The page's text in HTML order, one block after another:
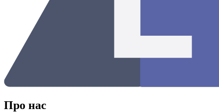
Про нас